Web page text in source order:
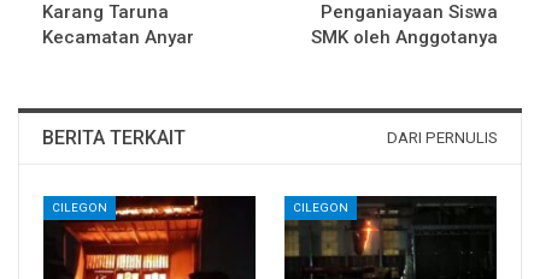
Karang Taruna
Kecamatan Anyar
Penganiayaan Siswa
SMK oleh Anggotanya
BERITA TERKAIT DARI PERNULIS
CILEGON CILEGON